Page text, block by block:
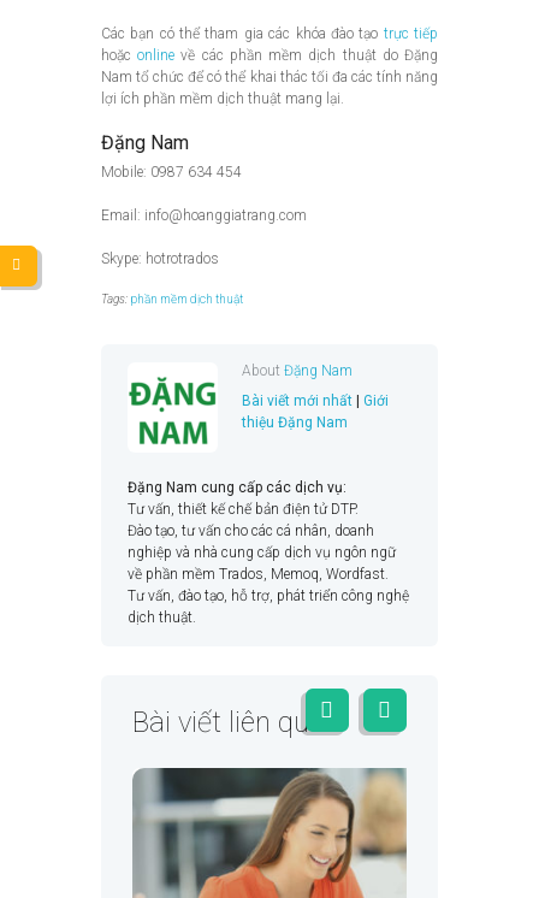
Các bạn có thể tham gia các khóa đào tạo trực tiếp
hoặconline về các phần mềm dịch thuật do Đặng
Nam tổ chức để có thể khai thác tối đa các tính năng
lợi ích phần mềm dịch thuật mang lại.
Đặng Nam
Mobile: 0987 634 454
Email: info@hoanggiatrang.com
Skype: hotrotrados
Tags: phần mềm dịch thuật
AboutĐặng Nam
Bài viết mới nhất |Giới
thiệu Đặng Nam
Đặng Nam cung cấp các dịch vụ:
Tư vấn, thiết kế chế bản điện tử DTP.
Đào tạo, tư vấn cho các cá nhân, doanh
nghiệp và nhà cung cấp dịch vụ ngôn ngữ
về phần mềm Trados, Memoq, Wordfast.
Tư vấn, đào tạo, hỗ trợ, phát triển công nghệ
dịch thuật.
Bài viết liên quan